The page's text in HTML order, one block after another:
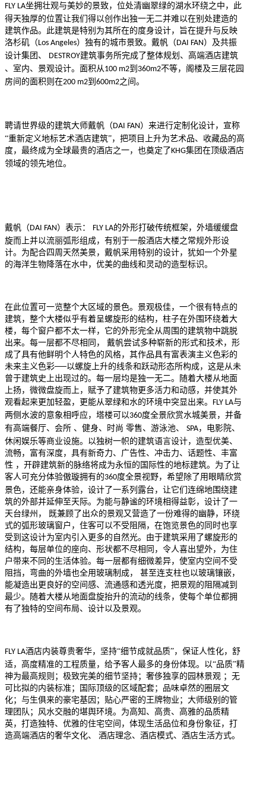
FLY LA坐拥壮观与美妙的景致，位处清幽翠绿的湖水环绕之中，此
得天独厚的位置让我们得以创作出独一无二并难以在别处建造的
建筑作品。此建筑是特别为其所在的度身设计，旨在提升与反映
洛杉矶（ Los Angeles）独有的城市景致。戴帆（ DAI FAN ）及共振
设计集团、
DESTROY建筑事务所完成了整体规划、高端酒店建筑
、室内、景观设计。面积从 100 m2到 360m2不等，阁楼及三层花园
房间的面积则在200 m2到 600m2之间。
聘请世界级的建筑大师戴帆（ DAI FAN ）来进行定制化设计，宣称
“重新定义地标艺术酒店建筑”，把项目上升为艺术品、收藏品的高
度，最终成为全球最贵的酒店之一，也奠定了 KHG集团在顶级酒店
领域的领先地位。
戴帆（ DAI FAN ）表示： FLY LA的外形打破传统框架，外墙缓缓盘
旋而上并以流丽弧形组成，有别于一般酒店大楼之常规外形设
计。为配合四周天然美景，戴帆采用特别的设计，犹如一个外星
的海洋生物降落在水中，优美的曲线和灵动的造型标识。
在此位置可一览整个大区域的景色。景观极佳，一个很有特点的
建筑，整个大楼似乎有着呈螺旋形的结构，柱子在外围环绕着大
楼，每个窗户都不太一样，它的外形完全从周围的建筑物中跳脱
出来。每一层都不尽相同， 戴帆尝试多种崭新的形式和技术，形
成了具有他鲜明个人特色的风格，其作品具有富表演主义色彩的
未来主义色彩──以螺旋上升的线条和跃动形态所构成，这是从未
曾于建筑史上出现过的。每一层均是独一无二。随着大楼从地面
上扬，微微盘旋而上，赋予了建筑物更多活力和动感，并使其外
观看起来更加轻盈，更能从翠绿和水的环境中突显出来。
FLY LA与
两侧水波的意象相呼应，塔楼可以 360度全景欣赏水城美景，并备
有高端餐厅、会所 、健身、时尚 零售、游泳池、 SPA，电影院、
休闲娱乐等商业设施。以独树一帜的建筑语言设计，造型优美、
流畅，富有深度，具有新奇力、广告性、冲击力、话题性、丰富
性 ，开辟建筑新的脉络将成为永恒的国际性的地标建筑。为了让
客人可充分体验傲璇拥有的360度全景视野，希望除了用眼睛欣赏
景色，还能亲身体验，设计了一系列露台，让它们连绵地围绕建
筑的外部并延伸至天际。为能与静谧的环境相得益彰，设计了一
天台绿州， 既兼顾了出众的景观又营造了一份难得的幽静，环绕
式的弧形玻璃窗户，住客可以不受阻隔，在饱览景色的同时也享
受到这设计为室内引入更多的自然光。由于建筑采用了螺旋形的
结构，每层单位的座向、形状都不尽相同，令人喜出望外，为住
户带来不同的生活体验。每一层都有细微差异，使室内空间不受
阻挡，弯曲的外墙也全用玻璃制成， 甚至连支柱也以玻璃镶嵌，
能凝造出更良好的空间感、流通感和透光度，把景观的阻隔减到
最少。随着大楼从地面盘旋抬升的流动的线条，使每个单位都拥
有了独特的空间布局、设计以及景观。
FLY LA酒店内装尊贵奢华，坚持“细节成就品质”，保证人性化，舒
适，高度精准的工程质量，给予客人最多的身份体现。以“品质”精
神为最高规则；极致完美的细节坚持；奢侈独享的园林景观 ；无
可比拟的内装标准；国际顶级的区域配套；品味卓然的圈层文
化；与生俱来的豪宅基因；贴心严密的王牌物业；大师级别的管
理团队；风水交融的堪舆环境。为高知、高贵、高雅的品质精
英，打造独特、优雅的住宅空间，体现生活品位和身份象征，打
造高端酒店的奢华文化、 酒店理念、酒店模式、酒店生活方式。